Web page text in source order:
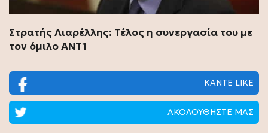
Στρατής Λιαρέλλης: Τέλος η συνεργασία του με
τον όμιλο ΑΝΤ1
ΚΑΝΤΕ LIKE
ΑΚΟΛΟΥΘΗΣΤΕ ΜΑΣ